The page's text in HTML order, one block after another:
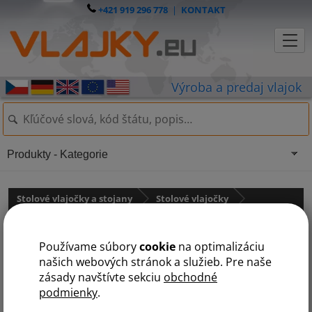
Používame súborycookie na optimalizáciu
našich webových stránok a služieb. Pre naše
zásady navštívte sekciu obchodné
podmienky.
+421 919 296 778| KONTAKT
Stolové vlajočky a stojany
Stolové vlajočky
A B Č F G I J K L M N O P S T U
Produkty - Kategorie